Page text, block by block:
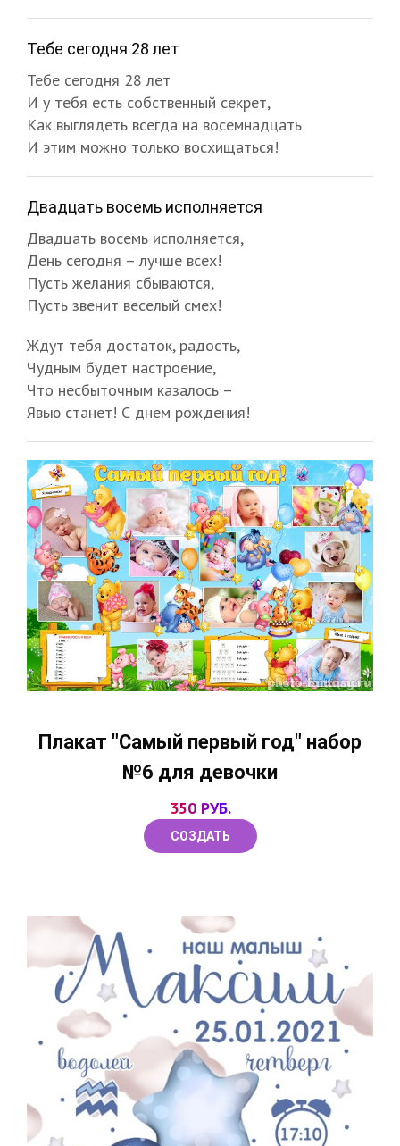
Тебе сегодня 28 лет
Тебе сегодня 28 лет
И у тебя есть собственный секрет,
Как выглядеть всегда на восемнадцать
И этим можно только восхищаться!
Двадцать восемь исполняется
Двадцать восемь исполняется,
День сегодня – лучше всех!
Пусть желания сбываются,
Пусть звенит веселый смех!
Ждут тебя достаток, радость,
Чудным будет настроение,
Что несбыточным казалось –
Явью станет! С днем рождения!
Плакат "Самый первый год" набор
№6 для девочки
350 РУБ.
СОЗДАТЬ